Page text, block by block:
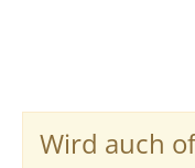
Wird auch